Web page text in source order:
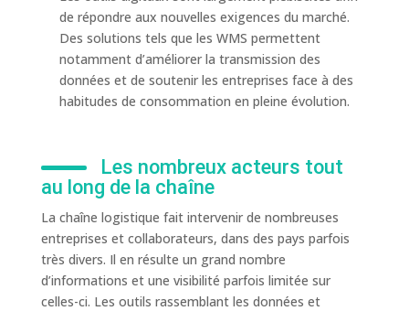
de répondre aux nouvelles exigences du marché.
Des solutions tels que les WMS permettent
notamment d’améliorer la transmission des
données et de soutenir les entreprises face à des
habitudes de consommation en pleine évolution.
Les nombreux acteurs tout
au long de la chaîne
La chaîne logistique fait intervenir de nombreuses
entreprises et collaborateurs, dans des pays parfois
très divers. Il en résulte un grand nombre
d’informations et une visibilité parfois limitée sur
celles-ci. Les outils rassemblant les données et